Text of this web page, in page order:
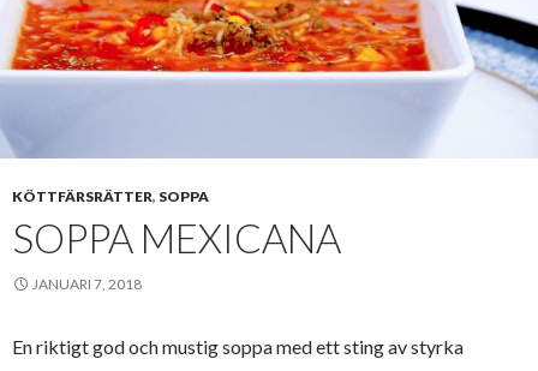
KÖTTFÄRSRÄTTER, SOPPA
SOPPA MEXICANA
JANUARI 7, 2018
En riktigt god och mustig soppa med ett sting av styrka